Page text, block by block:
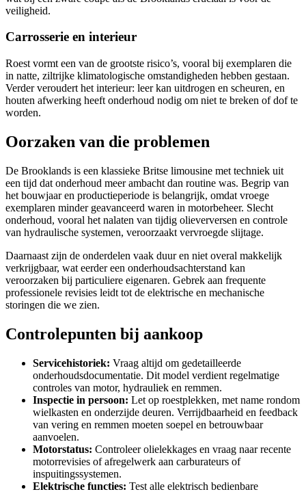
veiligheid.
Carrosserie en interieur
Roest vormt een van de grootste risico’s, vooral bij exemplaren die
in natte, ziltrijke klimatologische omstandigheden hebben gestaan.
Verder veroudert het interieur: leer kan uitdrogen en scheuren, en
houten afwerking heeft onderhoud nodig om niet te breken of dof te
worden.
Oorzaken van die problemen
De Brooklands is een klassieke Britse limousine met techniek uit
een tijd dat onderhoud meer ambacht dan routine was. Begrip van
het bouwjaar en productieperiode is belangrijk, omdat vroege
exemplaren minder geavanceerd waren in motorbeheer. Slecht
onderhoud, vooral het nalaten van tijdig olieverversen en controle
van hydraulische systemen, veroorzaakt vervroegde slijtage.
Daarnaast zijn de onderdelen vaak duur en niet overal makkelijk
verkrijgbaar, wat eerder een onderhoudsachterstand kan
veroorzaken bij particuliere eigenaren. Gebrek aan frequente
professionele revisies leidt tot de elektrische en mechanische
storingen die we zien.
Controlepunten bij aankoop
Servicehistoriek: Vraag altijd om gedetailleerde
onderhoudsdocumentatie. Dit model verdient regelmatige
controles van motor, hydrauliek en remmen.
Inspectie in persoon: Let op roestplekken, met name rondom
wielkasten en onderzijde deuren. Verrijdbaarheid en feedback
van vering en remmen moeten soepel en betrouwbaar
aanvoelen.
Motorstatus: Controleer olielekkages en vraag naar recente
motorrevisies of afregelwerk aan carburateurs of
inspuitingssystemen.
Elektrische functies: Test alle elektrisch bedienbare